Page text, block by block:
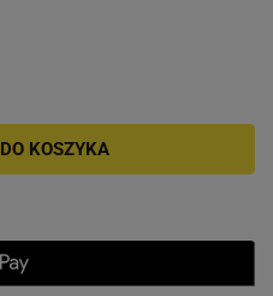
DO KOSZYKA